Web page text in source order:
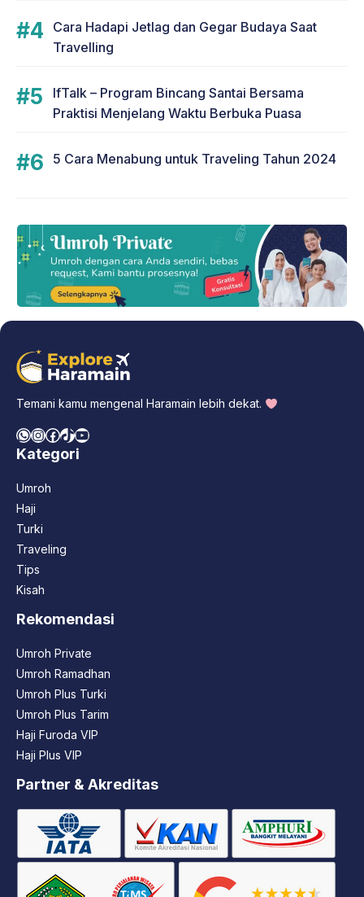
Cara Hadapi Jetlag dan Gegar Budaya Saat
Travelling
IfTalk – Program Bincang Santai Bersama
Praktisi Menjelang Waktu Berbuka Puasa
5 Cara Menabung untuk Traveling Tahun 2024
Temani kamu mengenal Haramain lebih dekat.
WhatsApp
Instagram
Facebook
TikTok
YouTube
Kategori
Umroh
Haji
Turki
Traveling
Tips
Kisah
Rekomendasi
Umroh Private
Umroh Ramadhan
Umroh Plus Turki
Umroh Plus Tarim
Haji Furoda VIP
Haji Plus VIP
Partner & Akreditas